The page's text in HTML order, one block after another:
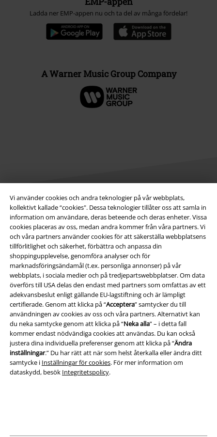
Vi använder cookies och andra teknologier på vår webbplats,
kollektivt kallade “cookies". Dessa teknologier tillåter oss att samla in
information om användare, deras beteende och deras enheter. Vissa
cookies placeras av oss, medan andra kommer från våra partners. Vi
och våra partners använder cookies för att säkerställa webbplatsens
tillförlitlighet och säkerhet, förbättra och anpassa din
shoppingupplevelse, genomföra analyser och för
marknadsföringsändamål (t.ex. personliga annonser) på vår
webbplats, i sociala medier och på tredjepartswebbplatser. Om data
överförs till USA delas den endast med partners som omfattas av ett
adekvansbeslut enligt gällande EU-lagstiftning och är lämpligt
certifierade. Genom att klicka på “Acceptera” samtycker du till
användningen av cookies av oss och våra partners. Alternativt kan
du neka samtycke genom att klicka på “Neka alla” – i detta fall
kommer endast nödvändiga cookies att användas. Du kan också
justera dina individuella preferenser genom att klicka på “Ändra
inställningar.” Du har rätt att när som helst återkalla eller ändra ditt
samtycke i Inställningar för cookies. För mer information om
dataskydd, besök Integritetspolicy.
Ladda ner EMP-appen nu och ta del av många fördelar!
A Warner Music Group Company
Juridisk information/Villkor
Villkor
Om oss
Ladda ner villkoren
Avfallshantering och miljöskydd
Försäkran om överensstämmelse
Information om tillgänglighet
Inställningar för cookies